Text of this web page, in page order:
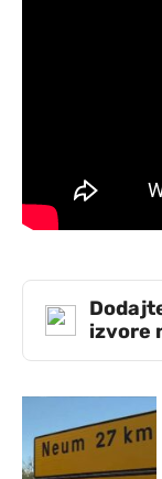
izvore